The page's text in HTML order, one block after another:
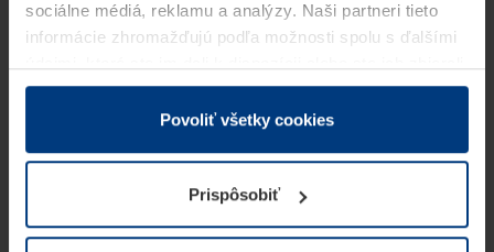
sociálne médiá, reklamu a analýzy. Naši partneri tieto
informácie zhromažďujú podľa možnosti spolu s ďalšími
v rámci Vášho využívania služieb.
Z právneho hľadiska môžeme cookies ukladať na Vašom
prevádzku tejto stránky. Pre všetky ostatné typy cookie
potrebujeme Vaše povolenie. Vaše povolenie môžete
kedykoľvek zmeniť alebo odvolať vo vysvetlení cookie
Povoliť všetky cookies
Prispôsobiť